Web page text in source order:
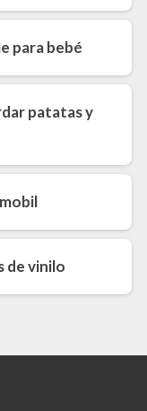
para bebé
patatas y
de vinilo